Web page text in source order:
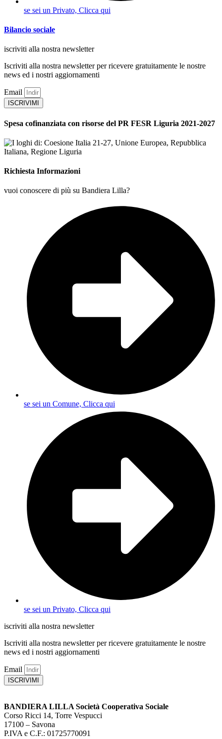
se sei un Privato, Clicca qui
Bilancio sociale
iscriviti alla nostra newsletter
Iscriviti alla nostra newsletter per ricevere gratuitamente le nostre
news ed i nostri aggiornamenti
Email
ISCRIVIMI
Spesa cofinanziata con risorse del PR FESR Liguria 2021-2027
Richiesta Informazioni
vuoi conoscere di più su Bandiera Lilla?
se sei un Comune, Clicca qui
se sei un Privato, Clicca qui
iscriviti alla nostra newsletter
Iscriviti alla nostra newsletter per ricevere gratuitamente le nostre
news ed i nostri aggiornamenti
Email
ISCRIVIMI
BANDIERA LILLA Società Cooperativa Sociale
Corso Ricci 14, Torre Vespucci
17100 – Savona
P.IVA e C.F.: 01725770091